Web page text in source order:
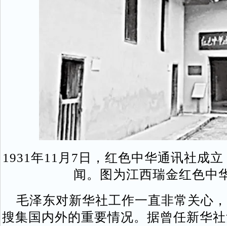
1931年11月7日，红色中华通讯社成
闻。图为江西瑞金红色中
毛泽东对新华社工作一直非常关心
搜集国内外的重要情况。据曾任新华